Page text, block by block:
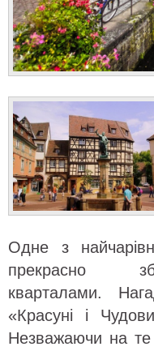
Одне з
прекрасно
кварталами.
«Красуні і
Незважаючи на